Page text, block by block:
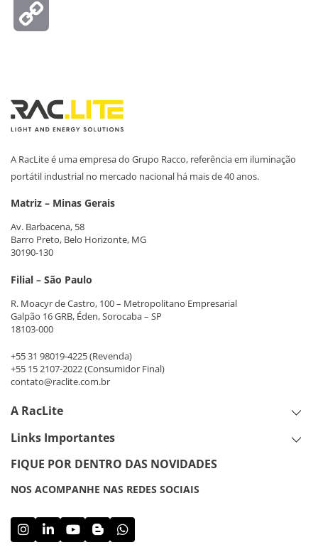
A RacLite é uma empresa do Grupo Racco, referência em iluminação
portátil industrial no mercado nacional há mais de 40 anos.
Matriz – Minas Gerais
Av. Barbacena, 58
Barro Preto, Belo Horizonte, MG
30190-130
Filial – São Paulo
R. Moacyr de Castro, 100 – Metropolitano Empresarial
Galpão 16 GRB, Éden, Sorocaba – SP
18103-000
+55 31 98019-4225(Revenda)
+55 15 2107-2022(Consumidor Final)
contato@raclite.com.br
A RacLite
Links Importantes
FIQUE POR DENTRO DAS NOVIDADES
NOS ACOMPANHE NAS REDES SOCIAIS